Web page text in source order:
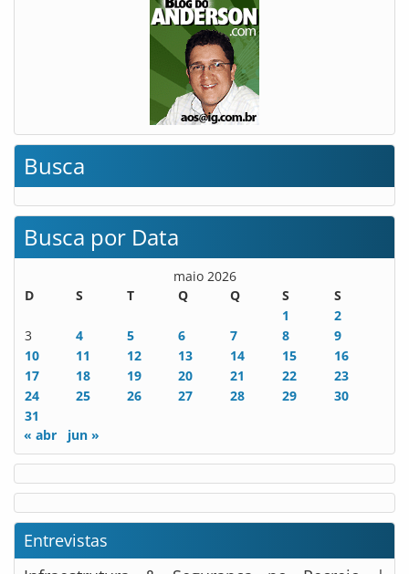
Busca
Busca por Data
maio 2026
D
S T Q Q S
S
1
2
3
4 5 6 7 8
9
10
11 12 13 14 15
16
17
18 19 20 21 22
23
24
25 26 27 28 29
30
31
« abr
jun »
Entrevistas